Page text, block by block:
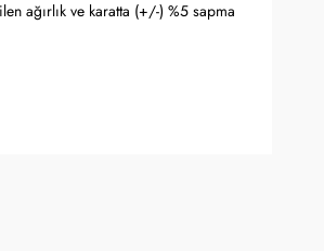
ağırlık ve karatta (+/-) %5 sapma